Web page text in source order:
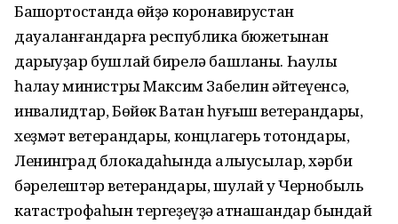
Башҡортостанда өйҙә коронавирустан
дауаланғандарға республика бюжетынан
дарыуҙар бушлай бирелә башланы. Һаулыҡ
һаҡлау министры Максим Забелин әйтеүенсә,
инвалидтар, Бөйөк Ватан һуғыш ветерандары,
хеҙмәт ветерандары, концлагерь тотҡондары,
Ленинград блокадаһында ҡалыусылар, хәрби
бәрелештәр ветерандары, шулай уҡ Чернобыль
катастрофаһын тергеҙеүҙә ҡатнашҡандар бындай